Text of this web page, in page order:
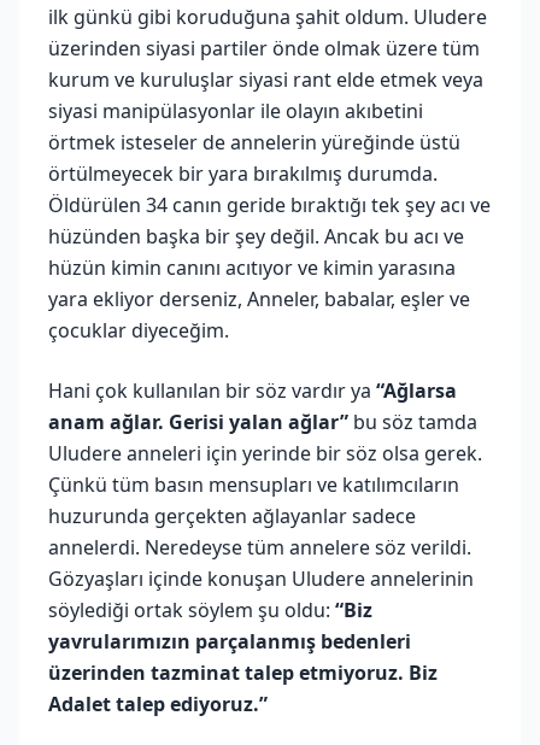
ilk günkü gibi koruduğuna şahit oldum. Uludere
üzerinden siyasi partiler önde olmak üzere tüm
kurum ve kuruluşlar siyasi rant elde etmek veya
siyasi manipülasyonlar ile olayın akıbetini
örtmek isteseler de annelerin yüreğinde üstü
örtülmeyecek bir yara bırakılmış durumda.
Öldürülen 34 canın geride bıraktığı tek şey acı ve
hüzünden başka bir şey değil. Ancak bu acı ve
hüzün kimin canını acıtıyor ve kimin yarasına
yara ekliyor derseniz, Anneler, babalar, eşler ve
çocuklar diyeceğim.
Hani çok kullanılan bir söz vardır ya “Ağlarsa
anam ağlar. Gerisi yalan ağlar” bu söz tamda
Uludere anneleri için yerinde bir söz olsa gerek.
Çünkü tüm basın mensupları ve katılımcıların
huzurunda gerçekten ağlayanlar sadece
annelerdi. Neredeyse tüm annelere söz verildi.
Gözyaşları içinde konuşan Uludere annelerinin
söylediği ortak söylem şu oldu: “Biz
yavrularımızın parçalanmış bedenleri
üzerinden tazminat talep etmiyoruz. Biz
Adalet talep ediyoruz.”